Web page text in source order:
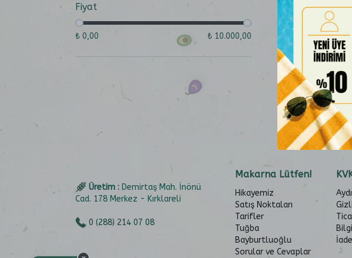
Fiyat
₺ 0,00 ₺ 10.000,00
Üretim : Demirtaş Mah. İnönü
Cad. 178 Merkez - Kırklareli
0 (288) 214 07 08
Makarna Lütfen!
Hikayemiz
Satış Noktaları
Tarifler
Tuğba
Bayburtluoğlu
Sorular ve Cevaplar